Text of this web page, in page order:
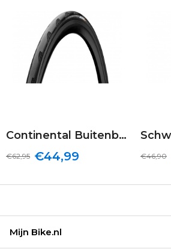
Continental Buitenband Grand Prix 5000 | Vouwband | 25-622
€44,99
€62,95 €46,90
Mijn Bike.nl